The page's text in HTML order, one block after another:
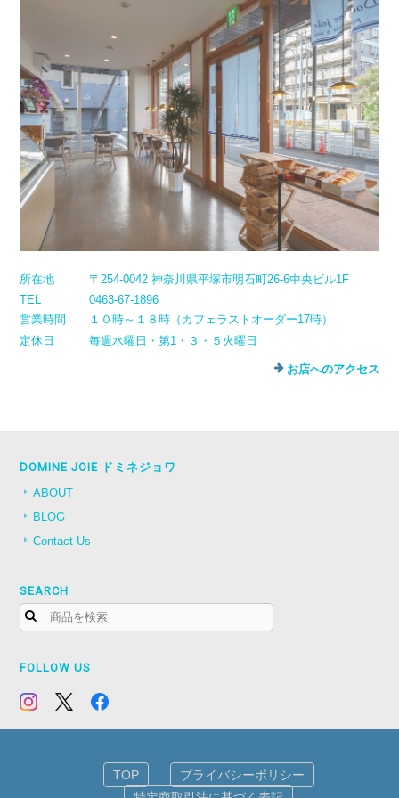
所在地
〒254-0042 神奈川県平塚市明石町26-6中央ビル1F
TEL
0463-67-1896
営業時間
１０時～１８時（カフェラストオーダー17時）
定休日
毎週水曜日・第1・３・５火曜日
お店へのアクセス
DOMINE JOIE ドミネジョワ
ABOUT
BLOG
Contact Us
SEARCH
FOLLOW US
TOP
プライバシーポリシー